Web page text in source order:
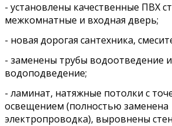
- установлены качественные ПВХ
межкомнатные и входная дверь;
- новая дорогая сантехника,
- заменены трубы водоотведение и
водоподведение;
- ламинат, натяжные потолки с
освещением (полностью заменена
электропроводка), выровнены